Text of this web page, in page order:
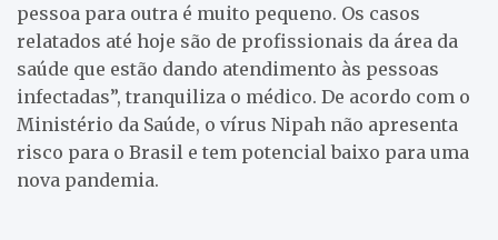
pessoa para outra é muito pequeno. Os casos
relatados até hoje são de profissionais da área da
saúde que estão dando atendimento às pessoas
infectadas”, tranquiliza o médico. De acordo com o
Ministério da Saúde, o vírus Nipah não apresenta
risco para o Brasil e tem potencial baixo para uma
nova pandemia.